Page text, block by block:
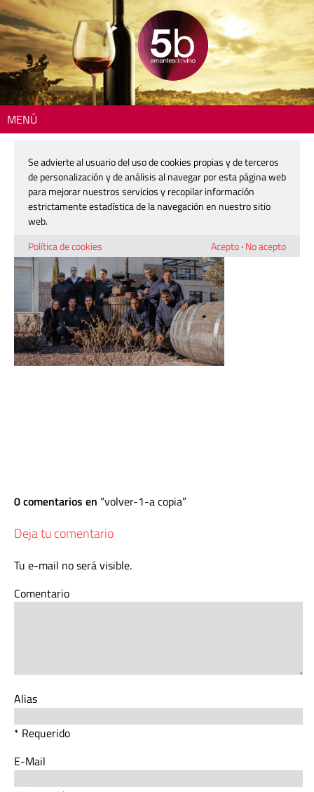
MENÚ
volver-1-a copia
21 enero, 2026
0 comentarios en volver-1-a copia
Deja tu comentario
Tu e-mail no será visible.
Comentario
Alias
* Requerido
E-Mail
Se advierte al usuario del uso de cookies propias y de terceros
de personalización y de análisis al navegar por esta página web
para mejorar nuestros servicios y recopilar información
estrictamente estadística de la navegación en nuestro sitio
web.
Política de cookies
Acepto· No acepto